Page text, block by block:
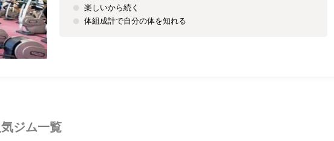
楽しいから続く
体組成計で自分の体を知れる
ジム一覧